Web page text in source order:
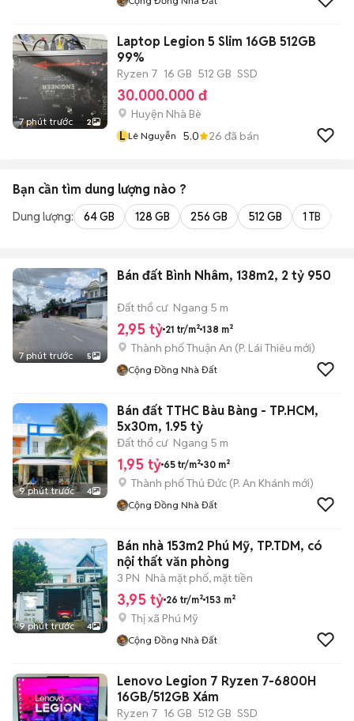
7 phút trước 2
Laptop Legion 5 Slim 16GB 512GB
99%
Ryzen 7 16 GB 512 GB SSD
30.000.000 đ
Huyện Nhà Bè
L Lê Nguyễn 5.0 26 đã bán
Bạn cần tìm dung lượng nào ?
Dung lượng: 64 GB 128 GB 256 GB 512 GB 1 TB
7 phút trước 5
Bán đất Bình Nhâm, 138m2, 2 tỷ 950
Đất thổ cư Ngang 5 m
2,95 tỷ 21 tr/m² 138 m²
Thành phố Thuận An (P. Lái Thiêu mới)
Cộng Đồng Nhà Đất
9 phút trước 4
Bán đất TTHC Bàu Bàng - TP.HCM,
5x30m, 1.95 tỷ
Đất thổ cư Ngang 5 m
1,95 tỷ 65 tr/m² 30 m²
Thành phố Thủ Đức (P. An Khánh mới)
Cộng Đồng Nhà Đất
9 phút trước 4
Bán nhà 153m2 Phú Mỹ, TP.TDM, có
nội thất văn phòng
3 PN Nhà mặt phố, mặt tiền
3,95 tỷ 26 tr/m² 153 m²
Thị xã Phú Mỹ
Cộng Đồng Nhà Đất
Lenovo Legion 7 Ryzen 7-6800H
16GB/512GB Xám
Ryzen 7 16 GB 512 GB SSD